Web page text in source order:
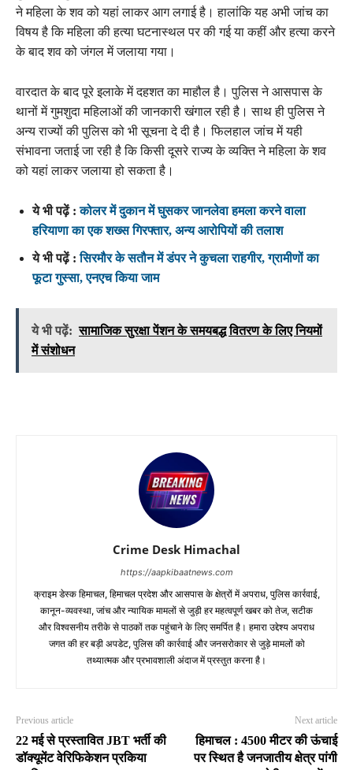
ने महिला के शव को यहां लाकर आग लगाई है। हालांकि यह अभी जांच का
विषय है कि महिला की हत्या घटनास्थल पर की गई या कहीं और हत्या करने
के बाद शव को जंगल में जलाया गया।
वारदात के बाद पूरे इलाके में दहशत का माहौल है। पुलिस ने आसपास के
थानों में गुमशुदा महिलाओं की जानकारी खंगाल रही है। साथ ही पुलिस ने
अन्य राज्यों की पुलिस को भी सूचना दे दी है। फिलहाल जांच में यही
संभावना जताई जा रही है कि किसी दूसरे राज्य के व्यक्ति ने महिला के शव
को यहां लाकर जलाया हो सकता है।
ये भी पढ़ें :कोलर में दुकान में घुसकर जानलेवा हमला करने वाला
हरियाणा का एक शख्स गिरफ्तार, अन्य आरोपियों की तलाश
ये भी पढ़ें :सिरमौर के सतौन में डंपर ने कुचला राहगीर, ग्रामीणों का
फूटा गुस्सा, एनएच किया जाम
ये भी पढ़ें: सामाजिक सुरक्षा पेंशन के समयबद्ध वितरण के लिए नियमों
में संशोधन
Crime Desk Himachal
https://aapkibaatnews.com
क्राइम डेस्क हिमाचल, हिमाचल प्रदेश और आसपास के क्षेत्रों में अपराध, पुलिस कार्रवाई,
कानून-व्यवस्था, जांच और न्यायिक मामलों से जुड़ी हर महत्वपूर्ण खबर को तेज, सटीक
और विश्वसनीय तरीके से पाठकों तक पहुंचाने के लिए समर्पित है। हमारा उद्देश्य अपराध
जगत की हर बड़ी अपडेट, पुलिस की कार्रवाई और जनसरोकार से जुड़े मामलों को
तथ्यात्मक और प्रभावशाली अंदाज में प्रस्तुत करना है।
Previous article
22 मई से प्रस्तावित JBT भर्ती की
डॉक्यूमेंट वेरिफिकेशन प्रकिया
Next article
हिमाचल : 4500 मीटर की ऊंचाई
पर स्थित है जनजातीय क्षेत्र पांगी